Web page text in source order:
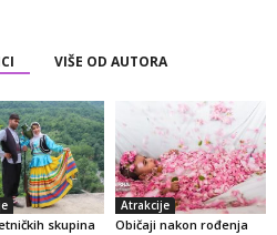
VIŠE OD AUTORA
skupina
Atrakcije
Običaji nakon rođenja